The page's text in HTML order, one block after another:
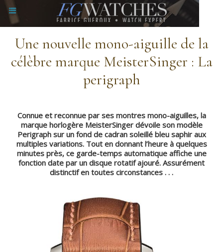
Une nouvelle mono-aiguille de la
célèbre marque MeisterSinger : La
perigraph
Connue et reconnue par ses montres mono-aiguilles, la
marque horlogère MeisterSinger dévoile son modèle
Perigraph sur un fond de cadran soleillé bleu saphir aux
multiples variations. Tout en donnant l’heure à quelques
minutes près, ce garde-temps automatique affiche une
fonction date par un disque rotatif ajouré. Assurément
distinctif en toutes circonstances . . .